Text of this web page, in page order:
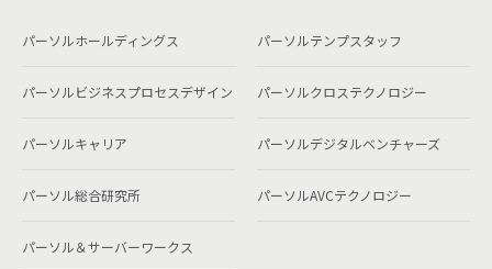
パーソルホールディングス パーソルテンプスタッフ
パーソルビジネスプロセスデザイン パーソルクロステクノロジー
パーソルキャリア パーソルデジタルベンチャーズ
パーソル総合研究所 パーソルAVCテクノロジー
パーソル＆サーバーワークス